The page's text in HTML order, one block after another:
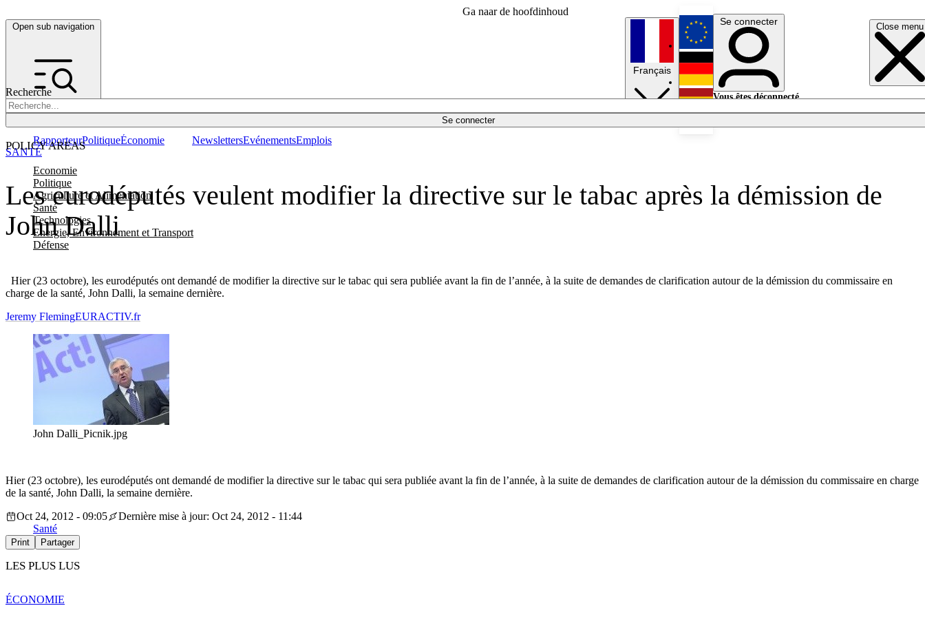
Ga naar de hoofdinhoud
Open sub navigation Close menu
Recherche
Se connecter
POLICY AREAS
Economie
Politique
Agriculture et Alimentation
Santé
Technologies
Energie, Environnement et Transport
Défense
RapporteurPolitiqueÉconomie NewslettersEvénementsEmplois
Français
English
Deutsch
Se connecter
Vous êtes déconnecté.
Les eurodéputés veulent modifier la directive sur le tabac après la démission de
John Dalli
Hier (23 octobre), les eurodéputés ont demandé de modifier la directive sur le tabac qui sera publiée avant la fin de l’année, à la suite de demandes de clarification autour de la démission du commissaire en
charge de la santé, John Dalli, la semaine dernière.
SANTÉ
Jeremy FlemingEURACTIV.fr
John Dalli_Picnik.jpg
Hier (23 octobre), les eurodéputés ont demandé de modifier la directive sur le tabac qui sera publiée avant la fin de l’année, à la suite de demandes de clarification autour de la démission du commissaire en charge
de la santé, John Dalli, la semaine dernière.
Oct 24, 2012 - 09:05
Dernière mise à jour: Oct 24, 2012 - 11:44
Santé
Print Partager
LES PLUS LUS
ÉCONOMIE